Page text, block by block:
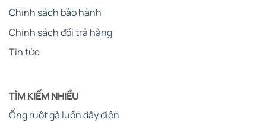
Chính sách bảo hành
Chính sách đổi trả hàng
Tin tức
TÌM KIẾM NHIỀU
Ống ruột gà luồn dây điện